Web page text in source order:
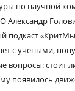
по научной
Александр
подкаст
с учеными,
вопросы: стоит
появилось